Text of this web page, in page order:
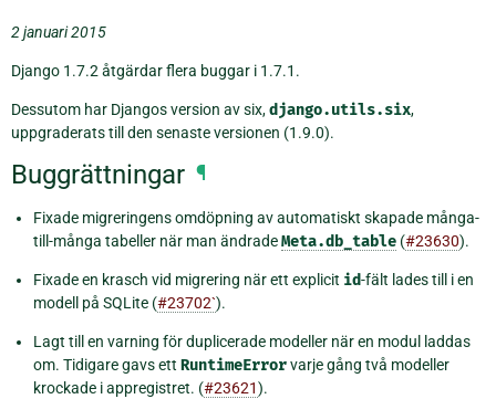
2 januari 2015
Django 1.7.2 åtgärdar flera buggar i 1.7.1.
Dessutom har Djangos version av six,django.utils.six,
uppgraderats till den senaste versionen (1.9.0).
Buggrättningar ¶
Fixade migreringens omdöpning av automatiskt skapade många-
till-många tabeller när man ändradeMeta.db_table (#23630).
Fixade en krasch vid migrering när ett explicit id-fält lades till i en
modell på SQLite (#23702`).
Lagt till en varning för duplicerade modeller när en modul laddas
om. Tidigare gavs ett RuntimeErrorvarje gång två modeller
krockade i appregistret. (#23621).